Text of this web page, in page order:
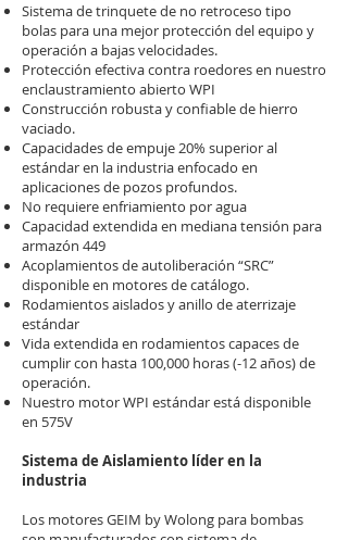
Sistema de trinquete de no retroceso tipo
bolas para una mejor protección del equipo y
operación a bajas velocidades.
Protección efectiva contra roedores en nuestro
enclaustramiento abierto WPI
Construcción robusta y confiable de hierro
vaciado.
Capacidades de empuje 20% superior al
estándar en la industria enfocado en
aplicaciones de pozos profundos.
No requiere enfriamiento por agua
Capacidad extendida en mediana tensión para
armazón 449
Acoplamientos de autoliberación “SRC”
disponible en motores de catálogo.
Rodamientos aislados y anillo de aterrizaje
estándar
Vida extendida en rodamientos capaces de
cumplir con hasta 100,000 horas (-12 años) de
operación.
Nuestro motor WPI estándar está disponible
en 575V
Sistema de Aislamiento líder en la
industria
Los motores GEIM by Wolong para bombas